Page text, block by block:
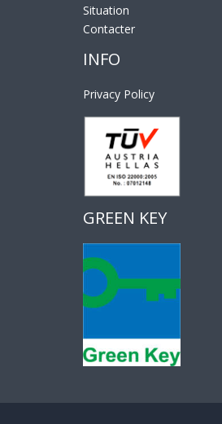
Situation
Contacter
INFO
Privacy Policy
GREEN KEY